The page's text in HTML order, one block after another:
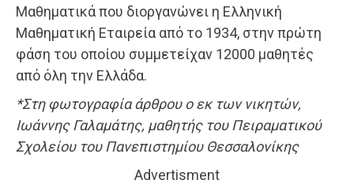
Μαθηματικά που διοργανώνει η Ελληνική
Μαθηματική Εταιρεία από το 1934, στην πρώτη
φάση του οποίου συμμετείχαν 12000 μαθητές
από όλη την Ελλάδα.
*Στη φωτογραφία άρθρου ο εκ των νικητών,
Ιωάννης Γαλαμάτης, μαθητής του Πειραματικού
Σχολείου του Πανεπιστημίου Θεσσαλονίκης
Advertisment